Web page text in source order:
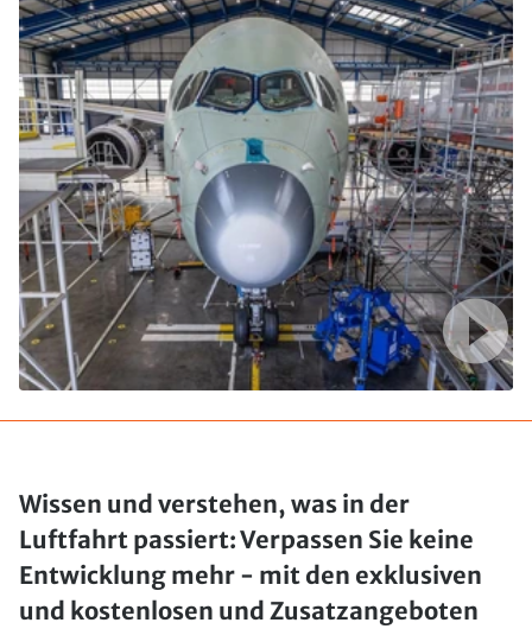
Wissen und verstehen, was in der
Luftfahrt passiert: Verpassen Sie keine
Entwicklung mehr - mit den exklusiven
und kostenlosen und Zusatzangeboten